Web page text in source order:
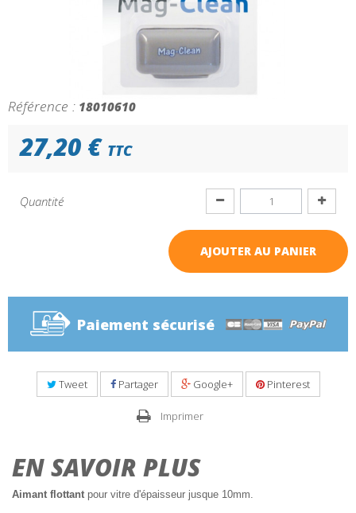
Référence : 18010610
27,20 € TTC
Quantité
AJOUTER AU PANIER
Paiement sécurisé
Tweet Partager Google+ Pinterest
Imprimer
EN SAVOIR PLUS
Aimant flottant pour vitre d'épaisseur jusque 10mm.